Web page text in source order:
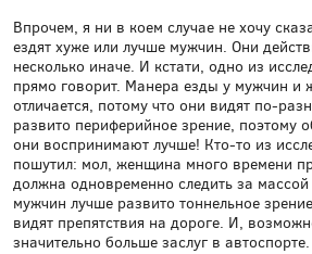
Впрочем, я ни в коем случае не хочу
ездят хуже или лучше мужчин. Они
несколько иначе. И кстати, одно из
прямо говорит. Манера езды у мужчин и
отличается, потому что они видят по-
развито периферийное зрение, поэтому
они воспринимают лучше! Кто-то из
пошутил: мол, женщина много времени
должна одновременно следить за
мужчин лучше развито тоннельное
видят препятствия на дороге. И,
значительно больше заслуг в автоспорте.